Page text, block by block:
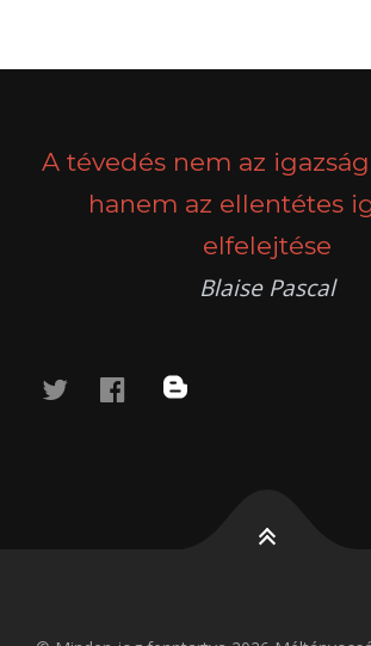
A tévedés nem az
hanem az ellentétes
elfelejtése
Blaise Pascal
twitterfacebook
blog